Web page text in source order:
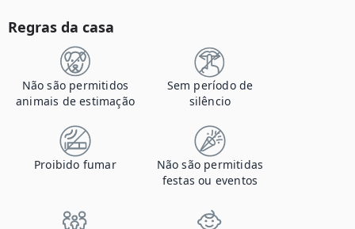
Regras da casa
Não são permitidos
animais de estimação
Sem período de
silêncio
Proibido fumar
Não são permitidas
festas ou eventos